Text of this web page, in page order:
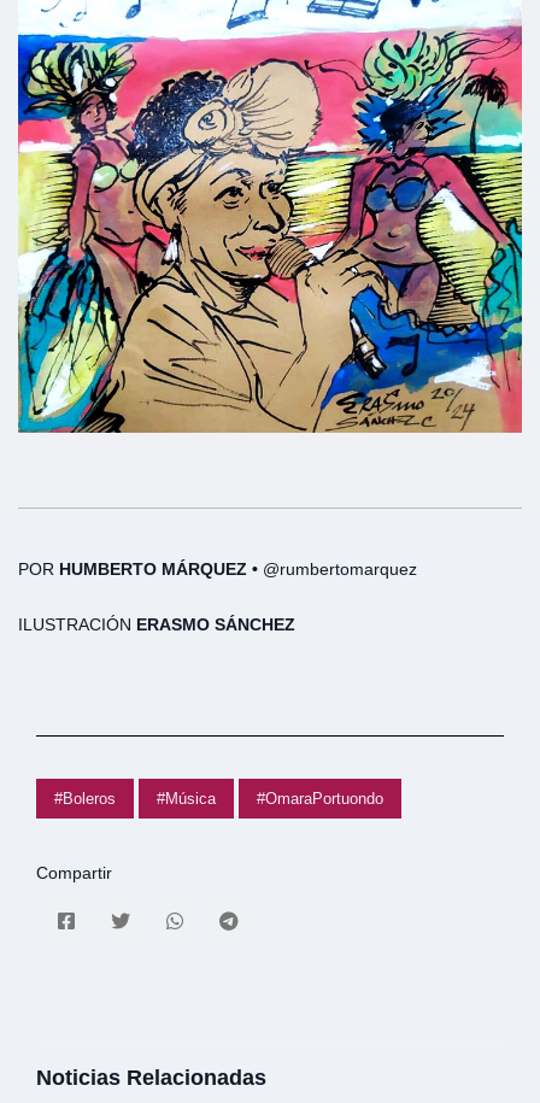
POR HUMBERTO MÁRQUEZ • @rumbertomarquez
ILUSTRACIÓN ERASMO SÁNCHEZ
#Boleros #Música #OmaraPortuondo
Compartir
Noticias Relacionadas